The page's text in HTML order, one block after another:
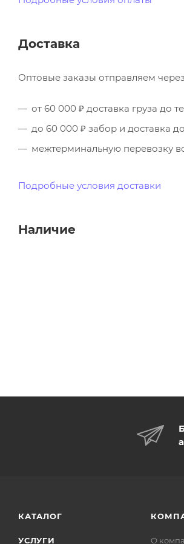
Доставка
Оптовые заказы отправляем через
от 60 000 ₽ доставка груза до
до 60 000 ₽ забор и доставка
межтерминальную перевозку
Подробные условия доставки
Наличие
КАТАЛОГ
УСЛУГИ О